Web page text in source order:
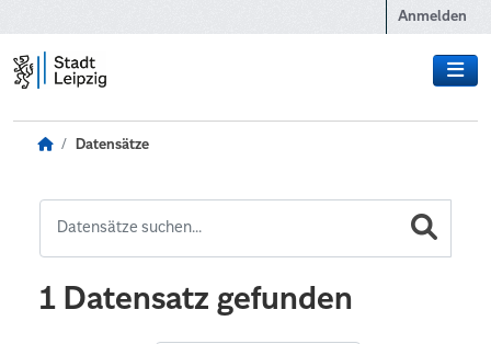
Anmelden
Datensätze
1 Datensatz gefunden